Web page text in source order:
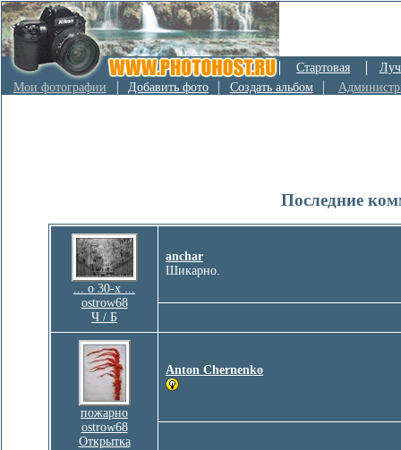
Стартовая
Мои фотографии
Добавить фото Создать альбом
Последние
... о 30-х ...
ostrow68
Ч / Б
anchar
Шикарно.
пожарно
ostrow68
Открытка
Anton Chernenko